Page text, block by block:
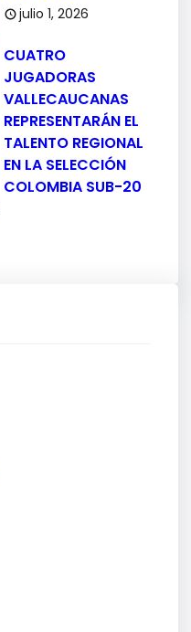
julio 1, 2026
CUATRO
JUGADORAS
VALLECAUCANAS
REPRESENTARÁN EL
TALENTO REGIONAL
EN LA SELECCIÓN
COLOMBIA SUB-20